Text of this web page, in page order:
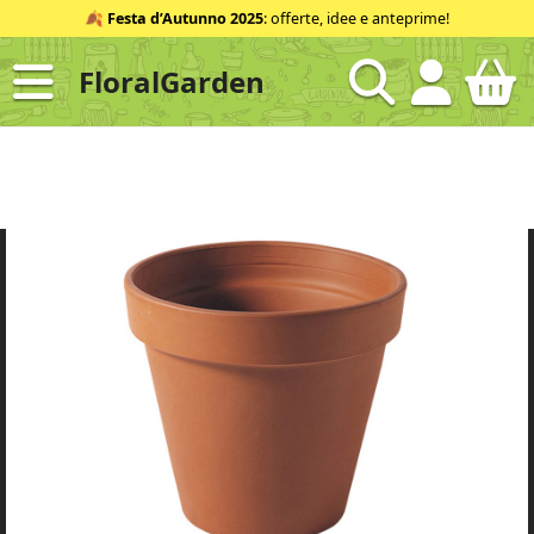
al
contenuto
ID
🍂 Festa d’Autunno 2025: offerte, idee e anteprime!
FloralGarden